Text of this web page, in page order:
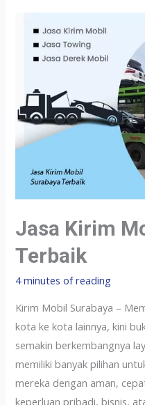
Jasa Kirim
Terbaik
4 minutes of reading
Kirim Mobil Surabaya –
kota ke kota lainnya, kini
semakin berkembangnya
memiliki banyak pilihan
mereka dengan aman,
keperluan pribadi, bisnis,